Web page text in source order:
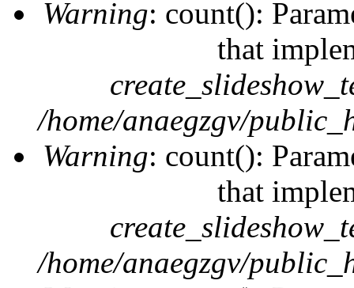
Warning: count():
that
/home/anaegzgv/
Warning: count():
that
/home/anaegzgv/